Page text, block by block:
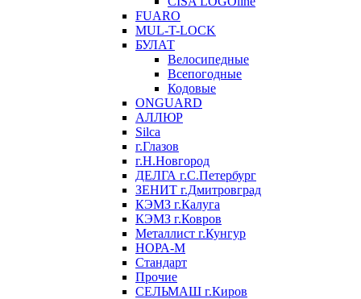
FUARO
MUL-T-LOCK
БУЛАТ
Велосипедные
Всепогодные
Кодовые
ONGUARD
АЛЛЮР
Silca
г.Глазов
г.Н.Новгород
ДЕЛГА г.С.Петербург
ЗЕНИТ г.Дмитровград
КЭМЗ г.Калуга
КЭМЗ г.Ковров
Металлист г.Кунгур
НОРА-М
Стандарт
Прочие
СЕЛЬМАШ г.Киров